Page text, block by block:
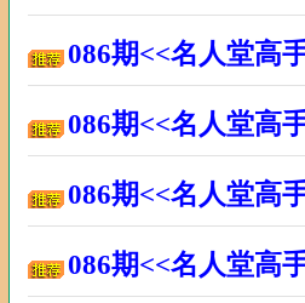
086期<<名人堂
086期<<名人堂高
086期<<名人堂高
086期<<名人堂高